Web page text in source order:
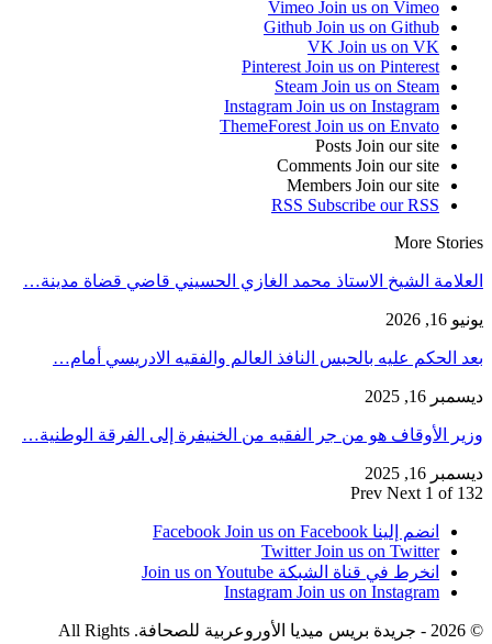
Vimeo Join us on Vimeo
Github Join us on Github
VK Join us on VK
Pinterest Join us on Pinterest
Steam Join us on Steam
Instagram Join us on Instagram
ThemeForest Join us on Envato
Posts Join our site
Comments Join our site
Members Join our site
RSS Subscribe our RSS
More Stories
العلامة الشيخ الاستاذ محمد الغازي الحسيني قاضي قضاة مدينة…
يونيو 16, 2026
بعد الحكم عليه بالحبس النافذ العالم والفقيه الادريسي أمام…
ديسمبر 16, 2025
وزير الأوقاف هو من جر الفقيه من الخنيفرة إلى الفرقة الوطنية…
ديسمبر 16, 2025
Prev Next 1 of 132
انضم إلينا Facebook Join us on Facebook
Twitter Join us on Twitter
انخرط في قناة الشبكة Join us on Youtube
Instagram Join us on Instagram
© 2026 - جريدة بريس ميديا الأوروعربية للصحافة. All Rights